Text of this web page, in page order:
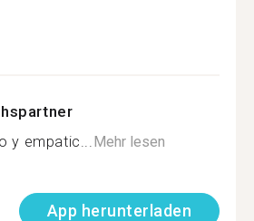
y empatic...Mehr lesen
App herunterladen